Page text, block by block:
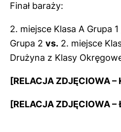
Finał baraży:
2. miejsce Klasa A Grupa 1
Grupa 2 vs. 2. miejsce
Drużyna z Klasy
[RELACJA ZDJĘCIOWA –
[RELACJA ZDJĘCIOWA –